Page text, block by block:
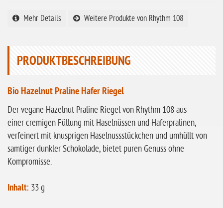
ohne Buchweizen
ohne Sellerie
glutenfrei
ohne
Sonnenblumen
ohne Palmöl
Mehr Details Weitere Produkte von Rhythm 108
PRODUKTBESCHREIBUNG
Bio Hazelnut Praline Hafer Riegel
Der vegane Hazelnut Praline Riegel von Rhythm 108 aus
einer cremigen Füllung mit Haselnüssen und Haferpralinen,
verfeinert mit knusprigen Haselnussstückchen und umhüllt von
samtiger dunkler Schokolade, bietet puren Genuss ohne
Kompromisse.
Inhalt: 33 g